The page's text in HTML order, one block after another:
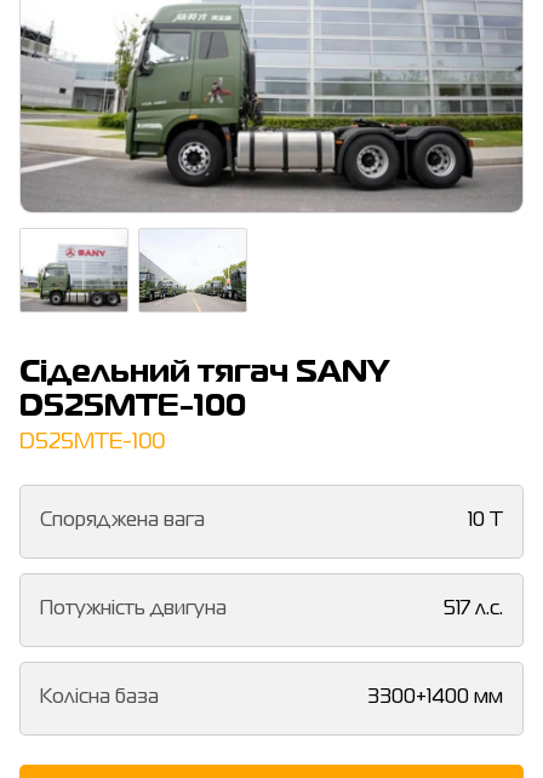
Сідельний тягач SANY
D525MTE-100
D525MTE-100
Споряджена вага 10 T
Потужність двигуна 517 л.с.
Колісна база 3300+1400 мм